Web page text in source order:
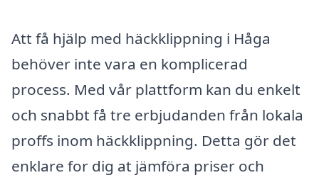
Att få hjälp med häckklippning i Håga
behöver inte vara en komplicerad
process. Med vår plattform kan du enkelt
och snabbt få tre erbjudanden från lokala
proffs inom häckklippning. Detta gör det
enklare for dig at jämföra priser och